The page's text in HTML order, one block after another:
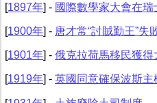
[1897年] - 國際數學家大會在瑞
[1900年] - 唐才常“討賊勤王”失
[1901年] - 俄克拉荷馬移民獲
1919年 ] - 英國同意確保波斯主